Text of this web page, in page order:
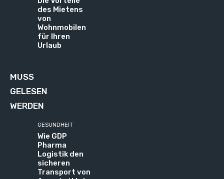
des Mietens
von
Wohnmobilen
für Ihren
Urlaub
MUSS
GELESEN
WERDEN
GESUNDHEIT
Wie GDP
Pharma
Logistik den
sicheren
Transport von